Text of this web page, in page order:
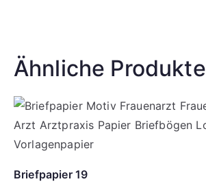
Ähnliche Produkte
Briefpapier 19